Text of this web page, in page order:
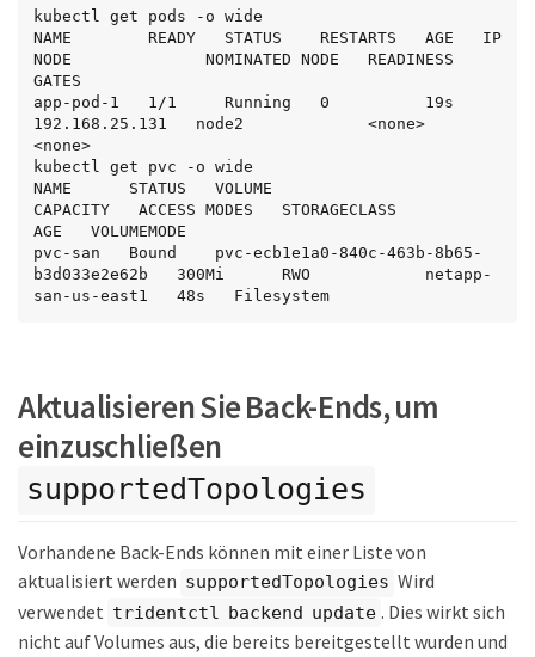
  containers:
  - name: sec-ctx-demo
    image: busybox
    command: [ "sh", "-c", "sleep 1h" ]
    volumeMounts:
    - name: vol1
      mountPath: /data/demo
    securityContext:
      allowPrivilegeEscalation: false
kubectl get pods -o wide
NAME        READY   STATUS    RESTARTS   AGE   IP
NODE              NOMINATED NODE   READINESS
GATES
app-pod-1   1/1     Running   0          19s
192.168.25.131   node2             <none>
<none>
kubectl get pvc -o wide
NAME      STATUS   VOLUME
CAPACITY   ACCESS MODES   STORAGECLASS
AGE   VOLUMEMODE
pvc-san   Bound    pvc-ecb1e1a0-840c-463b-8b65-
b3d033e2e62b   300Mi      RWO            netapp-
san-us-east1   48s   Filesystem
Aktualisieren Sie Back-Ends, um
einzuschließen
supportedTopologies
Vorhandene Back-Ends können mit einer Liste von
aktualisiert werden supportedTopologies Wird
verwendet tridentctl backend update . Dies wirkt sich
nicht auf Volumes aus, die bereits bereitgestellt wurden und